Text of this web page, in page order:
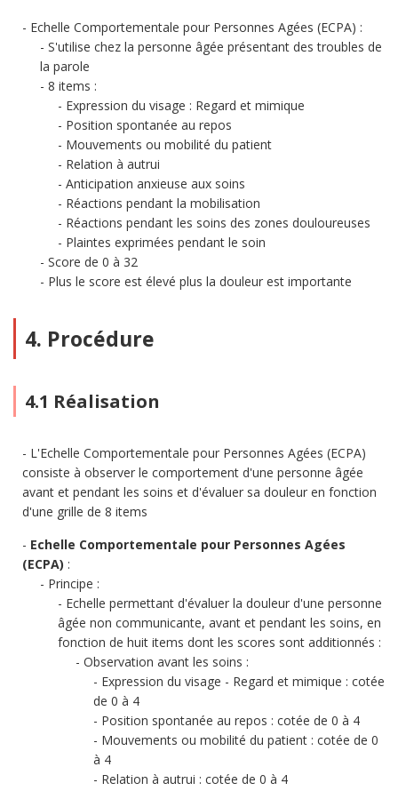
Echelle Comportementale pour Personnes Agées (ECPA) :
S'utilise chez la personne âgée présentant des troubles de
la parole
8 items :
Expression du visage : Regard et mimique
Position spontanée au repos
Mouvements ou mobilité du patient
Relation à autrui
Anticipation anxieuse aux soins
Réactions pendant la mobilisation
Réactions pendant les soins des zones douloureuses
Plaintes exprimées pendant le soin
Score de 0 à 32
Plus le score est élevé plus la douleur est importante
4. Procédure
4.1 Réalisation
L'Echelle Comportementale pour Personnes Agées (ECPA)
consiste à observer le comportement d'une personne âgée
avant et pendant les soins et d'évaluer sa douleur en fonction
d'une grille de 8 items
Echelle Comportementale pour Personnes Agées
(ECPA) :
Principe :
Echelle permettant d'évaluer la douleur d'une personne
âgée non communicante, avant et pendant les soins, en
fonction de huit items dont les scores sont additionnés :
Observation avant les soins :
Expression du visage - Regard et mimique : cotée
de 0 à 4
Position spontanée au repos : cotée de 0 à 4
Mouvements ou mobilité du patient : cotée de 0
à 4
Relation à autrui : cotée de 0 à 4